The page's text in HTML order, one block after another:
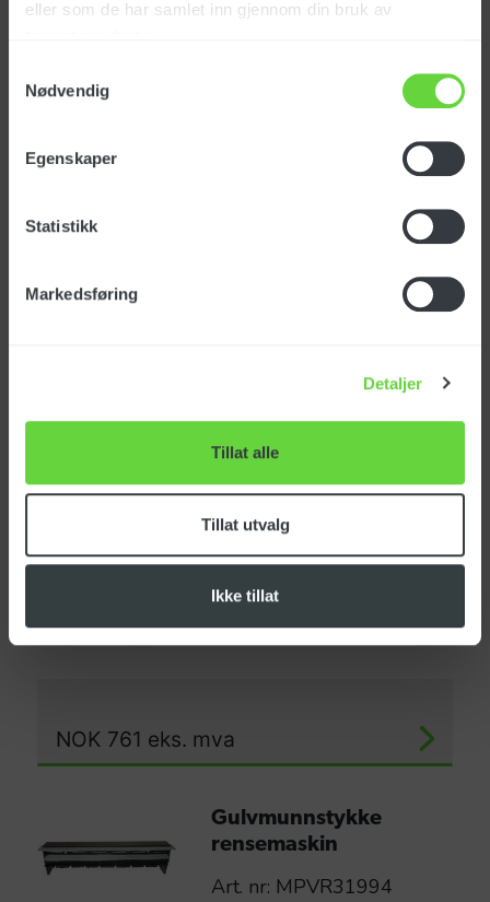
eller som de har samlet inn gjennom din bruk av
Nødvendig
Egenskaper
Statistikk
Markedsføring
Detaljer
Tillat alle
Tillat utvalg
Ikke tillat
NOK
Rensemunnstykke -
Art. nr: MPVR86380
NOK710 eks. mva
Håndmunnstykke Ø38
NOK 761 eks. mva
Gulvmunnstykke
rensemaskin
Art. nr: MPVR31994